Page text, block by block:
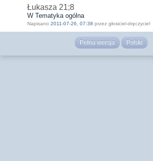
Łukasza 21;8
W Tematyka ogólna
Napisano 2011-07-26, 07:38 przez głosiciel-dręczyciel
Pełna wersja Polski